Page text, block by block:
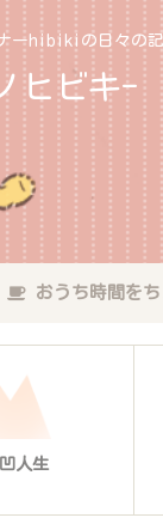
ーhibikiの日々の
ヒビキ-
おうち時間をち
人生